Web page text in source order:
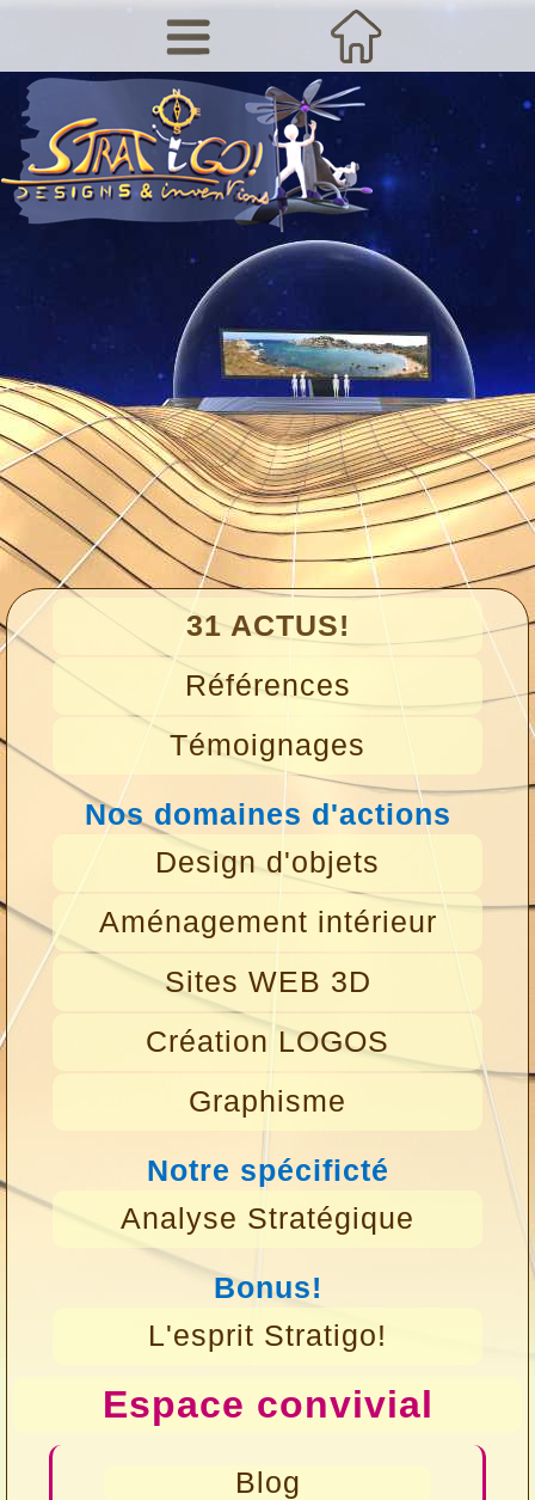
31 ACTUS!
Références
Témoignages
Nos domaines d'actions
Design d'objets
Aménagement intérieur
Sites WEB 3D
Création LOGOS
Graphisme
Notre spécificté
Analyse Stratégique
Bonus!
L'esprit Stratigo!
Espace convivial
Blog